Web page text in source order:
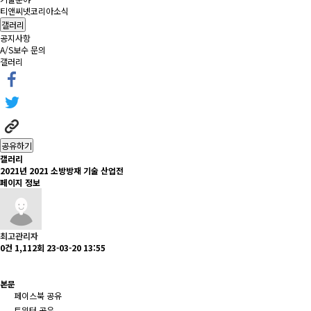
티앤씨넷코리아소식
갤러리
공지사항
A/S보수 문의
갤러리
공유하기
갤러리
2021년 2021 소방방재 기술 산업전
페이지 정보
최고관리자
0건 1,112회 23-03-20 13:55
본문
페이스북 공유